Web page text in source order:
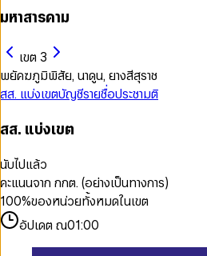
มหาสารคาม
เขต 3
พยัคฆภูมิพิสัย, นาดูน, ยางสีสุราช
สส. แบ่งเขตบัญชีรายชื่อประชามติ
สส. แบ่งเขต
นับไปแล้ว
คะแนนจาก กกต. (อย่างเป็นทางการ)
100%ของหน่วยทั้งหมดในเขต
อัปเดต ณ01:00